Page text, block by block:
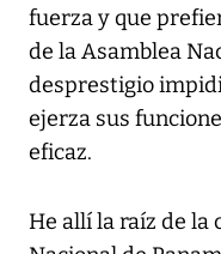
fuerza y que
de la Asamblea
desprestigio
ejerza sus
eficaz.
He allí la raíz de la